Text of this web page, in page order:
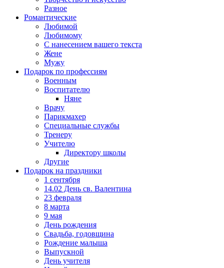
Разное
Романтические
Любимой
Любимому
С нанесением вашего текста
Жене
Мужу
Подарок по профессиям
Военным
Воспитателю
Няне
Врачу
Парикмахер
Специальные службы
Тренеру
Учителю
Директору школы
Другие
Подарок на праздники
1 сентября
14.02 День св. Валентина
23 февраля
8 марта
9 мая
День рождения
Свадьба, годовщина
Рождение малыша
Выпускной
День учителя